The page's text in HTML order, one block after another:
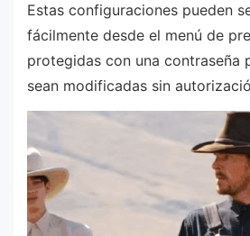
Estas configuraciones pueden
fácilmente desde el menú de
protegidas con una contraseña
sean modificadas sin